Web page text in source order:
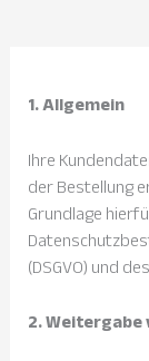
1. Allgemein
Ihre
der Bestellung
Grundlage
(DSGVO) und
2. Weitergabe